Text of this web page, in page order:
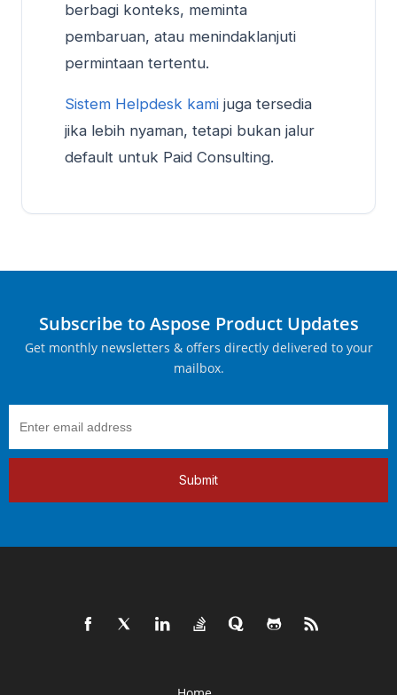
berbagi konteks, meminta
pembaruan, atau menindaklanjuti
permintaan tertentu.
Sistem Helpdesk kami juga tersedia
jika lebih nyaman, tetapi bukan jalur
default untuk Paid Consulting.
Subscribe to Aspose Product Updates
Get monthly newsletters & offers directly delivered to your
mailbox.
Submit